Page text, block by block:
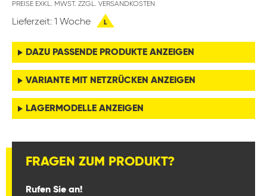
PREISE EXKL. MWST. ZZGL. VERSANDKOSTEN
Lieferzeit: 1 Woche L
DAZU PASSENDE PRODUKTE ANZEIGEN
VARIANTE MIT NETZRÜCKEN ANZEIGEN
LAGERMODELLE ANZEIGEN
FRAGEN ZUM PRODUKT?
Rufen Sie an!